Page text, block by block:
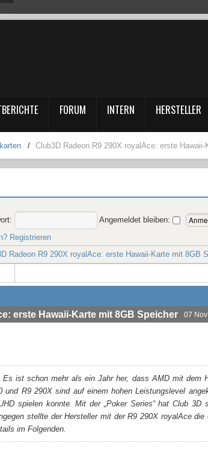
FORUM INTERN HERSTELLER
/ Club3D Radeon R9 290X royalAce: erste
Angemeldet bleiben:
Registrieren
Radeon R9 290X royalAce: erste Hawaii-Karte mit 8GB
erste Hawaii-Karte mit 8GB Speicher 07
Es ist schon mehr als ein Jahr her, dass AMD mit dem
und R9 290X sind auf einem hohen Leistungslevel
spielen konnte. Mit der „Poker Series“ hat Club
stellte der Hersteller mit der R9 290X royalAce
im Folgenden.